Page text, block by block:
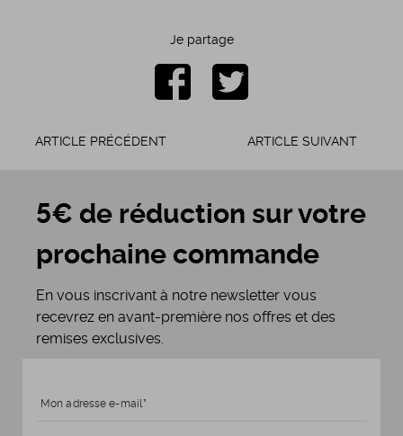
Je partage
ARTICLE PRÉCÉDENT ARTICLE SUIVANT
5€ de réduction sur votre
prochaine commande
En vous inscrivant à notre newsletter vous
recevrez en avant-première nos offres et des
remises exclusives.
Mon adresse e-mail